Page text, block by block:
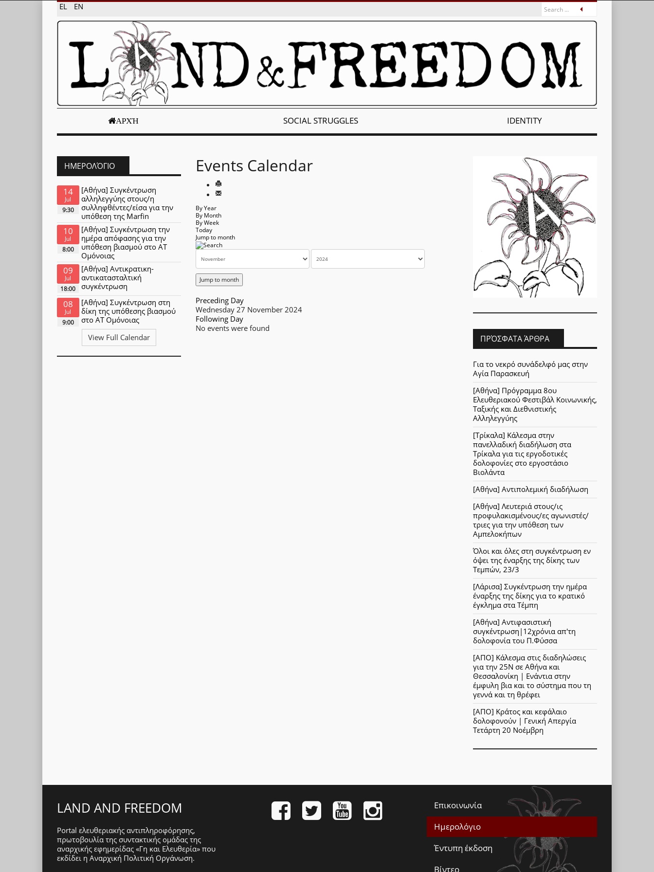
EL EN
ΑΡΧΉ SOCIAL STRUGGLES IDENTITY
Events Calendar
By Year
By Month
By Week
Today
Jump to month
Jump to month
Preceding Day
Wednesday 27 November 2024
Following Day
No events were found
ΗΜΕΡΟΛΌΓΙΟ
14
Jul
9:30
[Αθήνα] Συγκέντρωση
αλληλεγγύης στους/η
συλληφθέντες/είσα για την
υπόθεση της Marfin
10
Jul
8:00
[Αθήνα] Συγκέντρωση την
ημέρα απόφασης για την
υπόθεση βιασμού στο ΑΤ
Ομόνοιας
09
Jul
18:00
[Αθήνα] Αντικρατικη-
αντικατασταλτική
συγκέντρωση
08
Jul
9:00
[Αθήνα] Συγκέντρωση στη
δίκη της υπόθεσης βιασμού
στο ΑΤ Ομόνοιας
View Full Calendar
ΠΡΌΣΦΑΤΑ ΆΡΘΡΑ
Για το νεκρό συνάδελφό μας στην
Αγία Παρασκευή
[Αθήνα] Πρόγραμμα 8ου
Ελευθεριακού Φεστιβάλ Κοινωνικής,
Ταξικής και Διεθνιστικής
Αλληλεγγύης
[Τρίκαλα] Κάλεσμα στην
πανελλαδική διαδήλωση στα
Τρίκαλα για τις εργοδοτικές
δολοφονίες στο εργοστάσιο
Βιολάντα
[Αθήνα] Αντιπολεμική διαδήλωση
[Αθήνα] Λευτεριά στους/ις
προφυλακισμένους/ες αγωνιστές/
τριες για την υπόθεση των
Αμπελοκήπων
Όλοι και όλες στη συγκέντρωση εν
όψει της έναρξης της δίκης των
Τεμπών, 23/3
[Λάρισα] Συγκέντρωση την ημέρα
έναρξης της δίκης για το κρατικό
έγκλημα στα Τέμπη
[Αθήνα] Αντιφασιστική
συγκέντρωση|12χρόνια απ'τη
δολοφονία του Π.Φύσσα
[ΑΠΟ] Κάλεσμα στις διαδηλώσεις
για την 25Ν σε Αθήνα και
Θεσσαλονίκη | Ενάντια στην
έμφυλη βια και το σύστημα που τη
γεννά και τη θρέφει
[ΑΠΟ] Κράτος και κεφάλαιο
δολοφονούν | Γενική Απεργία
Τετάρτη 20 Νοέμβρη
LAND AND FREEDOM
Portal ελευθεριακής αντιπληροφόρησης,
πρωτοβουλία της συντακτικής ομάδας της
αναρχικής εφημερίδας «Γη και Ελευθερία» που
εκδίδει η Αναρχική Πολιτική Οργάνωση.
Επικοινωνία
Ημερολόγιο
Έντυπη έκδοση
Βίντεο